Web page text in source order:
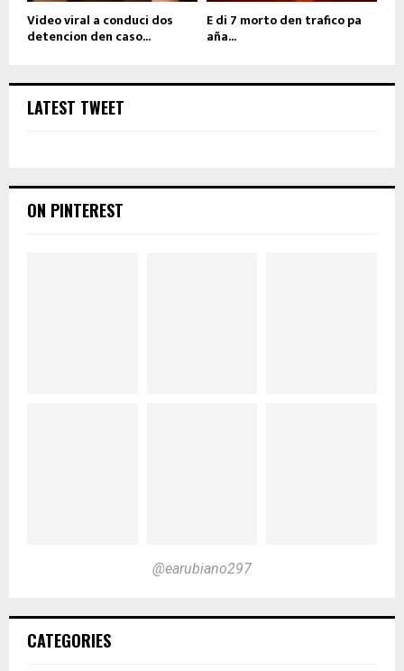
Video viral a conduci dos
detencion den caso...
E di 7 morto den trafico pa
aña...
LATEST TWEET
ON PINTEREST
@earubiano297
CATEGORIES